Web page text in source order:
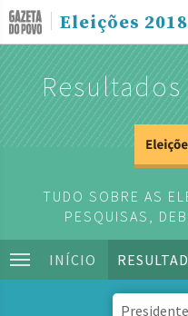
Eleições 2018
TUDO SOBRE AS
PESQUISAS,
INÍCIO